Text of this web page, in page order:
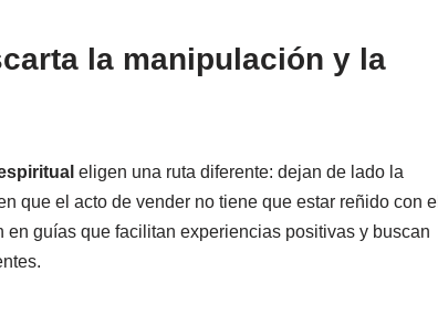
la manipulación y la
eligen una ruta diferente: dejan de lado la
que el acto de vender no tiene que estar reñido con el
guías que facilitan experiencias positivas y buscan